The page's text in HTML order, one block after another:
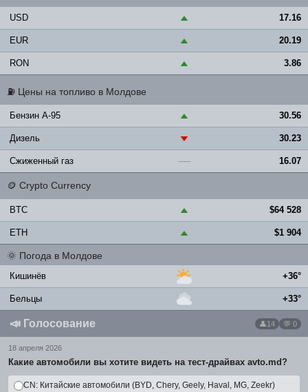
USD ▲ 17.16
EUR ▲ 20.19
RON ▲ 3.86
⛽ Цены на топливо в Молдове
Бензин A-95 ▲ 30.56
Дизель ▼ 30.23
Сжиженный газ — 16.07
🪙 Crypto Currency
BTC ▲ $64 528
ETH ▲ $1 904
🌞 Погода в Молдове
Кишинёв +36°
Бельцы +33°
📣 Голосование 14 💬 0
18 апреля 2026
Какие автомобили вы хотите видеть на тест-драйвах avto.md?
CN: Китайские автомобили (BYD, Chery, Geely, Haval, MG, Zeekr)